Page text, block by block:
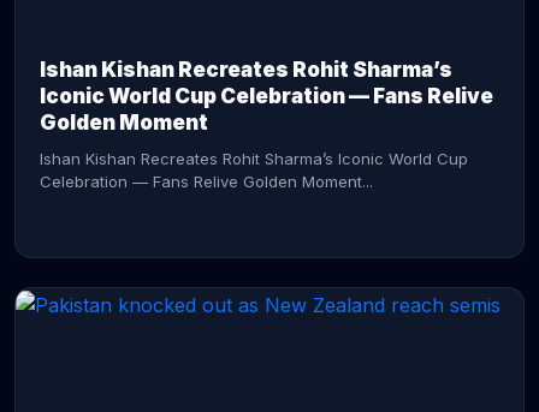
Ishan Kishan Recreates Rohit Sharma’s
Iconic World Cup Celebration — Fans Relive
Golden Moment
Ishan Kishan Recreates Rohit Sharma’s Iconic World Cup
Celebration — Fans Relive Golden Moment...